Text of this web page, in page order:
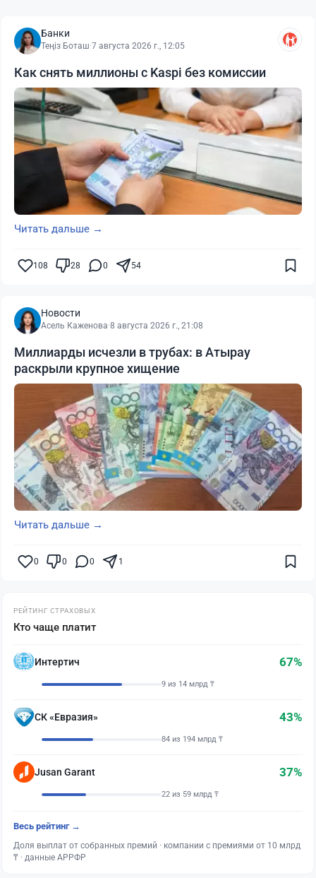
Банки
Теңіз Боташ·7 августа 2026 г., 12:05
Как снять миллионы с Kaspi без комиссии
Читать дальше →
108 28 0 54
Новости
Асель Каженова·8 августа 2026 г., 21:08
Миллиарды исчезли в трубах: в Атырау
раскрыли крупное хищение
Читать дальше →
0 0 0 1
РЕЙТИНГ СТРАХОВЫХ
Кто чаще платит
Интертич 67%
9 из 14 млрд ₸
СК «Евразия» 43%
84 из 194 млрд ₸
Jusan Garant 37%
22 из 59 млрд ₸
Весь рейтинг →
Доля выплат от собранных премий · компании с премиями от 10 млрд
₸ · данные АРРФР